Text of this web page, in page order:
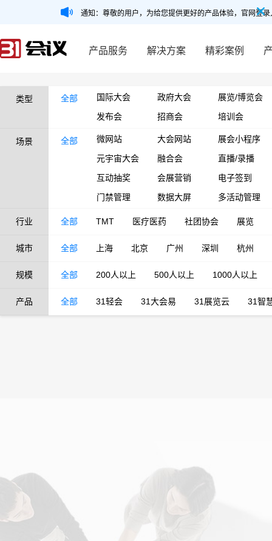
通知：尊敬的用户，为给您提供更好的产品体验，官网登
产品服务 解决方案 精彩案例
类型 全部 国际大会 政府大会
展览/博览会
发布会
招商会 培训会
场景 全部 微网站 大会网站
展会小程序
元宇宙大会
融合会
直播/录播
互动抽奖
会展营销
电子签到
门禁管理
数据大屏 多活动管理
行业 全部 TMT 医疗医药 社团协会 展览
城市 全部 上海 北京 广州 深圳 杭州
规模 全部 200人以上 500人以上 1000人以上
产品 全部 31轻会 31大会易 31展览云 31智